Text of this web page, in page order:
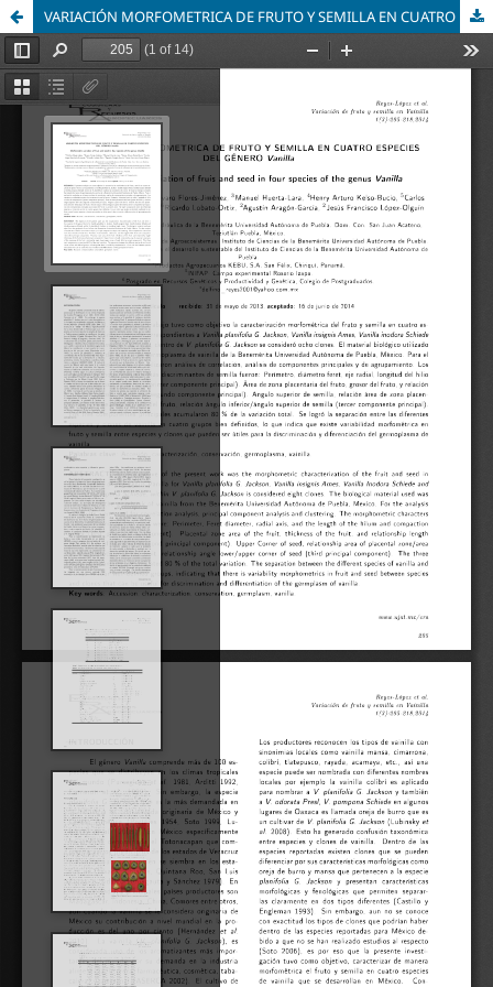
VARIACIÓN MORFOMETRICA DE FRUTO Y SEMILLA EN CUATRO ESPECIES DEL GÉNERO Vanilla